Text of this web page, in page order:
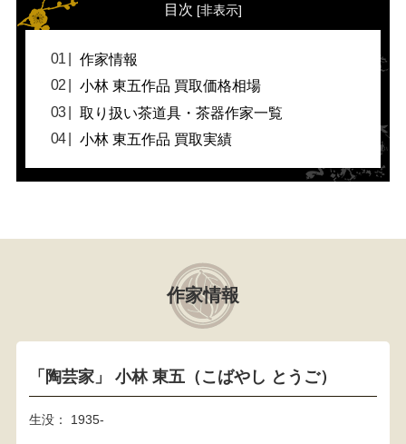
目次 [非表示]
作家情報
小林 東五作品 買取価格相場
取り扱い茶道具・茶器作家一覧
小林 東五作品 買取実績
作家情報
「陶芸家」 小林 東五（こばやし とうご）
生没： 1935-